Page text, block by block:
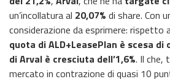
un’incollatura al 20,07% di share. Con
considerazione da esprimere: rispetto
quota di ALD+LeasePlan è scesa
di Arval è cresciuta dell’1,6%. Il che,
mercato in contrazione di quasi 10